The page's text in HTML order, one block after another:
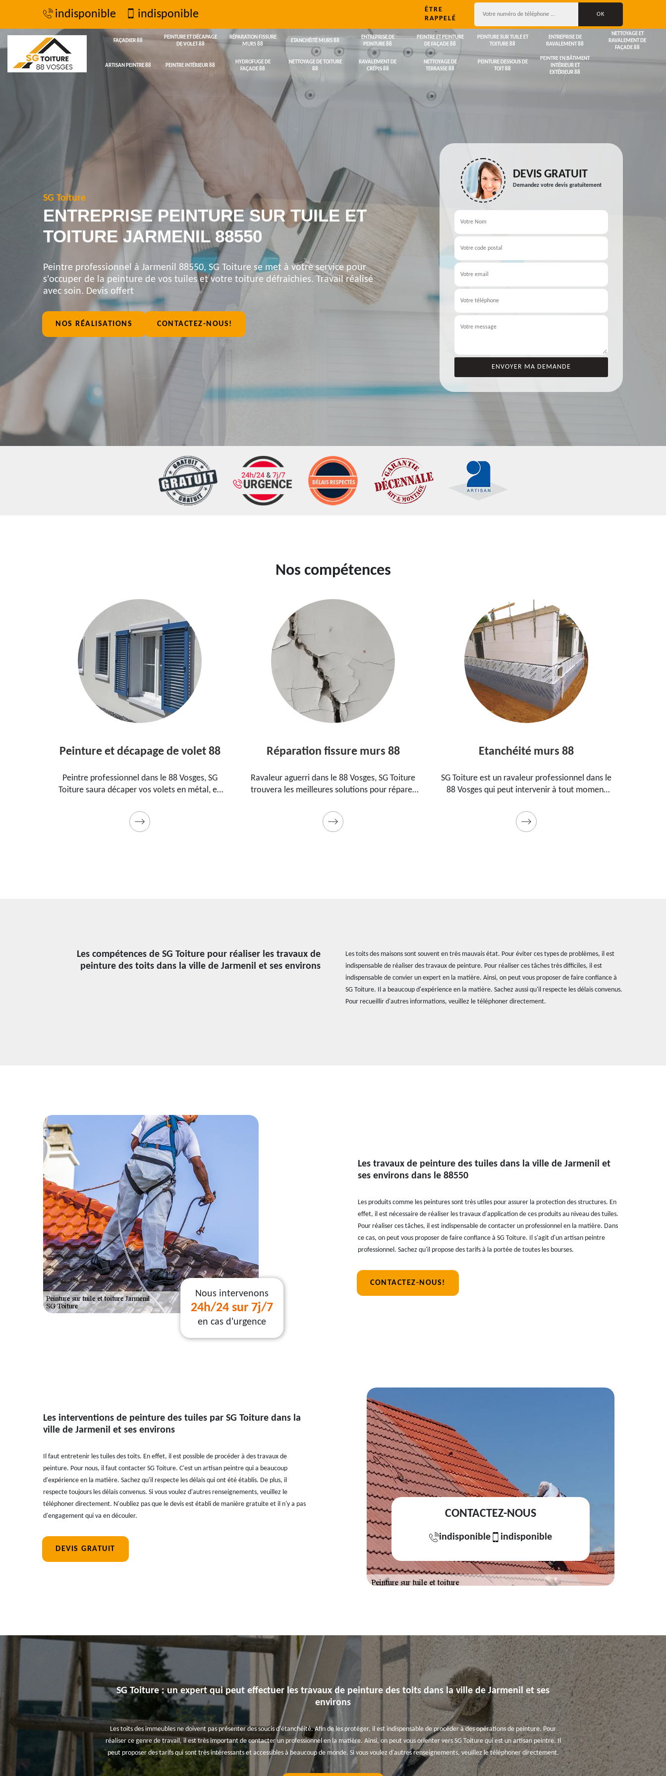
indisponible indisponible
ÊTRE
RAPPELÉ
FAÇADIER 88
PEINTURE ET DÉCAPAGE
DE VOLET 88
RÉPARATION FISSURE
MURS 88
ETANCHÉITÉ MURS 88
ENTREPRISE DE
PEINTURE 88
PEINTRE ET PEINTURE
DE FAÇADE 88
PEINTURE SUR TUILE ET
TOITURE 88
ENTREPRISE DE
RAVALEMENT 88
NETTOYAGE ET
RAVALEMENT DE
FAÇADE 88
ARTISAN PEINTRE 88 PEINTRE INTÉRIEUR 88
HYDROFUGE DE
FAÇADE 88
NETTOYAGE DE TOITURE
88
RAVALEMENT DE
CRÉPIS 88
NETTOYAGE DE
TERRASSE 88
PEINTURE DESSOUS DE
TOIT 88
PEINTRE EN BÂTIMENT
INTÉRIEUR ET
EXTÉRIEUR 88
SG Toiture
ENTREPRISE PEINTURE SUR TUILE ET
TOITURE JARMENIL 88550
Peintre professionnel à Jarmenil 88550, SG Toiture se met à votre service pour
s'occuper de la peinture de vos tuiles et votre toiture défraîchies. Travail réalisé
avec soin. Devis offert
NOS RÉALISATIONS CONTACTEZ-NOUS!
DEVIS GRATUIT
Demandez votre devis gratuitement
Nos compétences
Peinture et décapage de volet 88
Peintre professionnel dans le 88 Vosges, SG
Toiture saura décaper vos volets en métal, en
Utilise des produits et des peintures de qualité.
Devis détaillé offert
Réparation fissure murs 88
Ravaleur aguerri dans le 88 Vosges, SG Toiture
trouvera les meilleures solutions pour réparer
qualité et des matériels professionnels. Travaux
garantis décennaux
Etanchéité murs 88
SG Toiture est un ravaleur professionnel dans le
88 Vosges qui peut intervenir à tout moment
pas cher pour ce faire
Les compétences de SG Toiture pour réaliser les travaux de
peinture des toits dans la ville de Jarmenil et ses environs
Les toits des maisons sont souvent en très mauvais état. Pour éviter ces types de problèmes, il est
indispensable de réaliser des travaux de peinture. Pour réaliser ces tâches très difficiles, il est
indispensable de convier un expert en la matière. Ainsi, on peut vous proposer de faire confiance à
SG Toiture. Il a beaucoup d'expérience en la matière. Sachez aussi qu'il respecte les délais convenus.
Pour recueillir d'autres informations, veuillez le téléphoner directement.
Nous intervenons
24h/24 sur 7j/7
en cas d'urgence
Les travaux de peinture des tuiles dans la ville de Jarmenil et
ses environs dans le 88550
Les produits comme les peintures sont très utiles pour assurer la protection des structures. En
effet, il est nécessaire de réaliser les travaux d'application de ces produits au niveau des tuiles.
Pour réaliser ces tâches, il est indispensable de contacter un professionnel en la matière. Dans
ce cas, on peut vous proposer de faire confiance à SG Toiture. Il s'agit d'un artisan peintre
professionnel. Sachez qu'il propose des tarifs à la portée de toutes les bourses.
CONTACTEZ-NOUS!
Les interventions de peinture des tuiles par SG Toiture dans la
ville de Jarmenil et ses environs
Il faut entretenir les tuiles des toits. En effet, il est possible de procéder à des travaux de
peinture. Pour nous, il faut contacter SG Toiture. C'est un artisan peintre qui a beaucoup
d'expérience en la matière. Sachez qu'il respecte les délais qui ont été établis. De plus, il
respecte toujours les délais convenus. Si vous voulez d'autres renseignements, veuillez le
téléphoner directement. N'oubliez pas que le devis est établi de manière gratuite et il n'y a pas
d'engagement qui va en découler.
DEVIS GRATUIT
CONTACTEZ-NOUS
indisponible indisponible
SG Toiture : un expert qui peut effectuer les travaux de peinture des toits dans la ville de Jarmenil et ses
environs
Les toits des immeubles ne doivent pas présenter des soucis d'étanchéité. Afin de les protéger, il est indispensable de procéder à des opérations de peinture. Pour
réaliser ce genre de travail, il est très important de contacter un professionnel en la matière. Ainsi, on peut vous orienter vers SG Toiture qui est un artisan peintre. Il
peut proposer des tarifs qui sont très intéressants et accessibles à beaucoup de monde. Si vous voulez d'autres renseignements, veuillez le téléphoner directement.